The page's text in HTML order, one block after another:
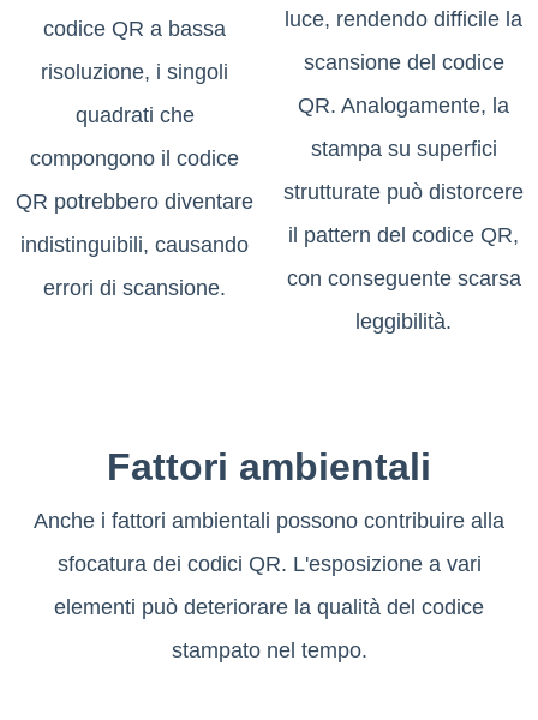
codice QR a bassa
risoluzione, i singoli
quadrati che
compongono il codice
QR potrebbero diventare
indistinguibili, causando
errori di scansione.
luce, rendendo difficile la
scansione del codice
QR. Analogamente, la
stampa su superfici
strutturate può distorcere
il pattern del codice QR,
con conseguente scarsa
leggibilità.
Fattori ambientali
Anche i fattori ambientali possono contribuire alla
sfocatura dei codici QR. L'esposizione a vari
elementi può deteriorare la qualità del codice
stampato nel tempo.